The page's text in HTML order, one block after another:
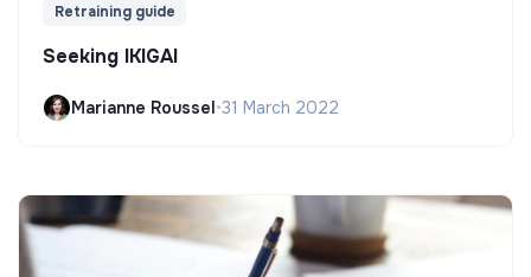
Retraining guide
Seeking IKIGAI
Marianne Roussel•31 March 2022